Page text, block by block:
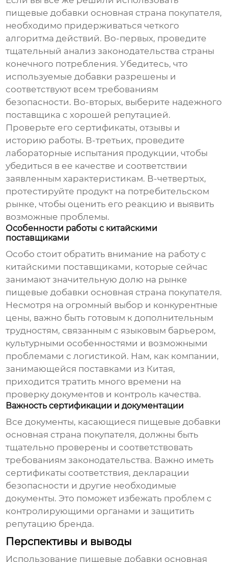
пищевые добавки основная страна покупателя,
необходимо придерживаться четкого
алгоритма действий. Во-первых, проведите
тщательный анализ законодательства страны
конечного потребления. Убедитесь, что
используемые добавки разрешены и
соответствуют всем требованиям
безопасности. Во-вторых, выберите надежного
поставщика с хорошей репутацией.
Проверьте его сертификаты, отзывы и
историю работы. В-третьих, проведите
лабораторные испытания продукции, чтобы
убедиться в ее качестве и соответствии
заявленным характеристикам. В-четвертых,
протестируйте продукт на потребительском
рынке, чтобы оценить его реакцию и выявить
возможные проблемы.
Особенности работы с китайскими
поставщиками
Особо стоит обратить внимание на работу с
китайскими поставщиками, которые сейчас
занимают значительную долю на рынке
пищевые добавки основная страна покупателя.
Несмотря на огромный выбор и конкурентные
цены, важно быть готовым к дополнительным
трудностям, связанным с языковым барьером,
культурными особенностями и возможными
проблемами с логистикой. Нам, как компании,
занимающейся поставками из Китая,
приходится тратить много времени на
проверку документов и контроль качества.
Важность сертификации и документации
Все документы, касающиеся пищевые добавки
основная страна покупателя, должны быть
тщательно проверены и соответствовать
требованиям законодательства. Важно иметь
сертификаты соответствия, декларации
безопасности и другие необходимые
документы. Это поможет избежать проблем с
контролирующими органами и защитить
репутацию бренда.
Перспективы и выводы
Использование пищевые добавки основная